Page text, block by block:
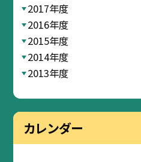
2017年度
2016年度
2015年度
2014年度
2013年度
カレンダー